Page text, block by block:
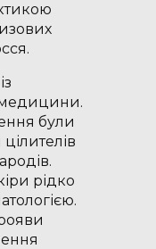
медицини.
були
рідко